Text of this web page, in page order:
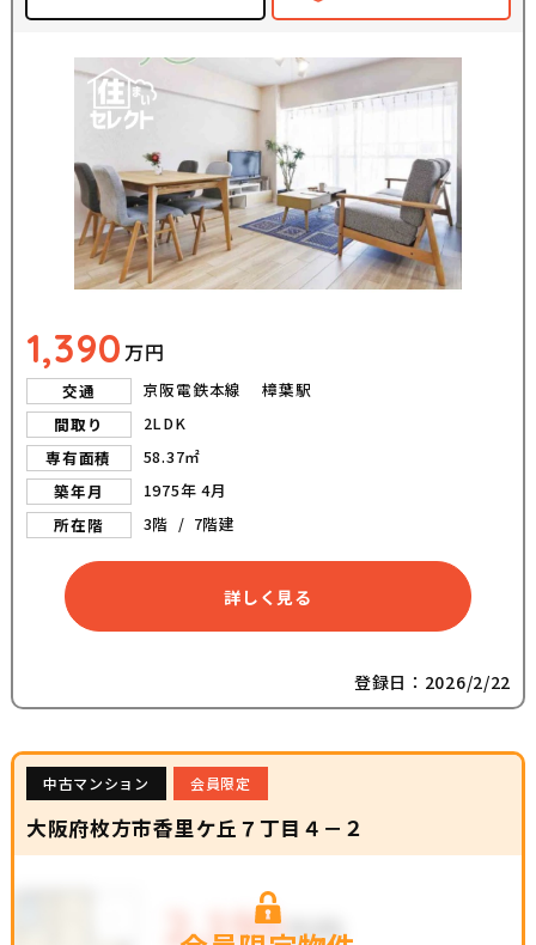
1,390万円
交通
京阪電鉄本線 樟葉駅
間取り
2LDK
専有面積
58.37㎡
築年月
1975年 4月
所在階
3階 / 7階建
詳しく見る
登録日：2026/2/22
中古マンション 会員限定
大阪府枚方市香里ケ丘７丁目４－２